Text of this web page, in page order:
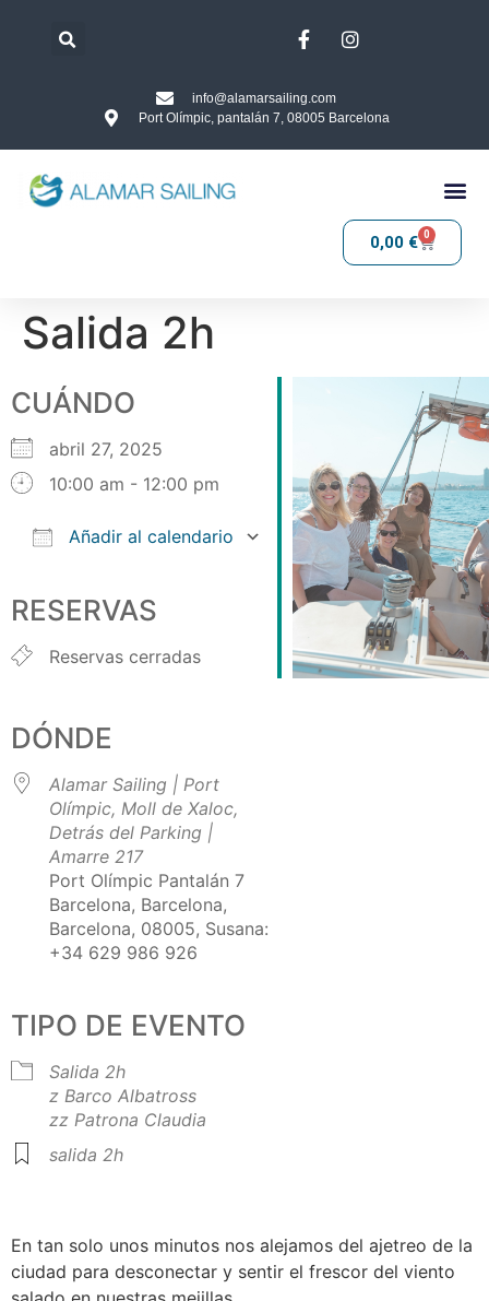
info@alamarsailing.com
Port Olímpic, pantalán 7, 08005 Barcelona
0,00 € 0
Salida 2h
CUÁNDO
abril 27, 2025
10:00 am - 12:00 pm
Añadir al calendario
Office 365Outlook Live
RESERVAS
Reservas cerradas
DÓNDE
Alamar Sailing | Port
Olímpic, Moll de Xaloc,
Detrás del Parking |
Amarre 217
Port Olímpic Pantalán 7
Barcelona, Barcelona,
Barcelona, 08005, Susana:
+34 629 986 926
TIPO DE EVENTO
Salida 2h
z Barco Albatross
zz Patrona Claudia
salida 2h
En tan solo unos minutos nos alejamos del ajetreo de la
ciudad para desconectar y sentir el frescor del viento